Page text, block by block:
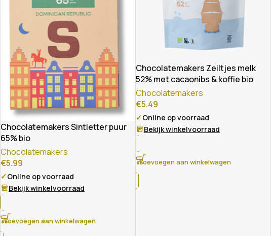
Chocolatemakers Sintletter puur
65% bio
Chocolatemakers
€5.99
✓Online op voorraad
Bekijk winkelvoorraad
Toevoegen aan winkelwagen
Chocolatemakers Zeiltjes melk
52% met cacaonibs & koffie bio
Chocolatemakers
€5.49
✓Online op voorraad
Bekijk winkelvoorraad
Toevoegen aan winkelwagen